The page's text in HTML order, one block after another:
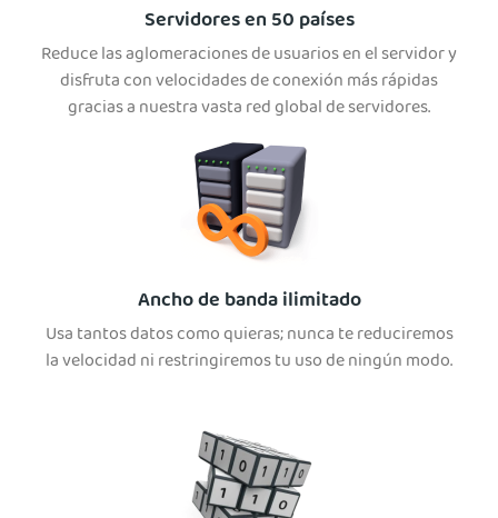
Servidores en 50 países
Reduce las aglomeraciones de usuarios en el servidor y
disfruta con velocidades de conexión más rápidas
gracias a nuestra vasta red global de servidores.
Ancho de banda ilimitado
Usa tantos datos como quieras; nunca te reduciremos
la velocidad ni restringiremos tu uso de ningún modo.